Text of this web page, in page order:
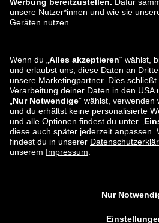
zalando-lounge.ro
zalando-lounge.lu
zalando-lounge.lv
Du findest uns
auch bei
*Im Vergleich zur unverbindlichen